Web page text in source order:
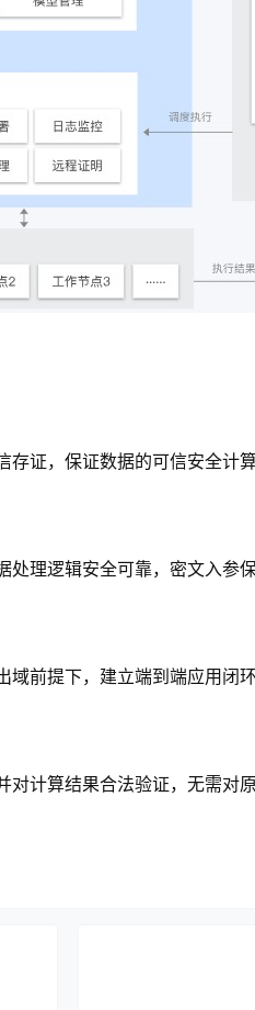
证，保证数据的可信安全计算
理逻辑安全可靠，密文入参
前提下，建立端到端应用闭
计算结果合法验证，无需对